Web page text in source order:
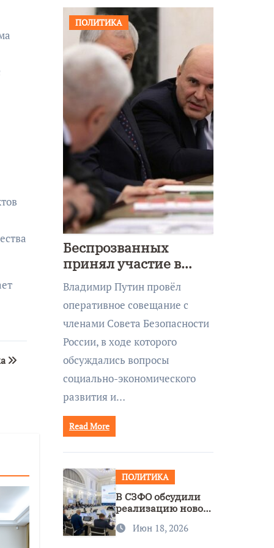
ПОЛИТИКА
Беспрозванных
принял участие в
совещании Совбеза
под руководством
Путина
Владимир Путин провёл
оперативное совещание с
членами Совета Безопасности
России, в ходе которого
обсуждались вопросы
социально-экономического
развития и…
Read More
ПОЛИТИКА
В СЗФО обсудили
реализацию новой
нацполитики
Июн 18, 2026